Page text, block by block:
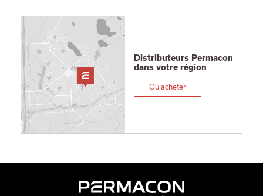
Distributeurs Permacon
dans votre région
Où acheter